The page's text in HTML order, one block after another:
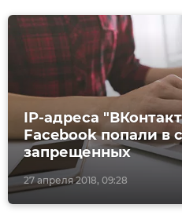
27 апреля 2018, 09:28
IP-адреса
Facebook попали в
запрещенных